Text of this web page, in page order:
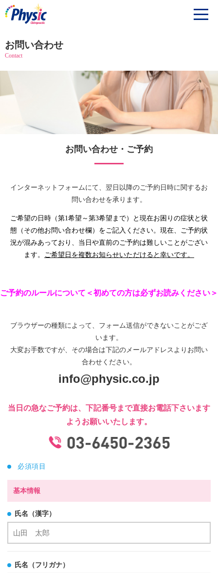
お問い合わせ
Contact
お問い合わせ・ご予約
インターネットフォームにて、翌日以降のご予約日時に関するお
問い合わせを承ります。
ご希望の日時（第1希望～第3希望まで）と現在お困りの症状と状
態（その他お問い合わせ欄）をご記入ください。現在、ご予約状
況が混みあっており、当日や直前のご予約は難しいことがござい
ます。
ご希望日を複数お知らせいただけると幸いです。
ご予約のルールについて＜初めての方は必ずお読みください＞
ブラウザーの種類によって、フォーム送信ができないことがござ
います。
大変お手数ですが、その場合は下記のメールアドレスよりお問い
合わせください。
info@physic.co.jp
当日の急なご予約は、下記番号まで直接お電話下さいます
ようお願いいたします。
必須項目
基本情報
氏名（漢字）
氏名（フリガナ）